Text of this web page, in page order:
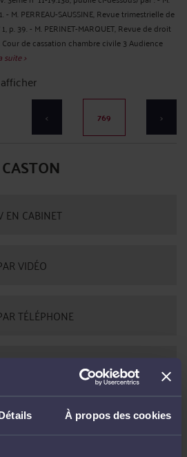
À propos des cookies
- M. PERREAU-SAUSSINE, Revue trimestrielle de
p. 39. - M. PERINET-MARQUET, Revue de droit
Cour de cassation chambre civile 3 Audience
suite >
< 769 >
EN CABINET
VIDÉO
TÉLÉPHONE